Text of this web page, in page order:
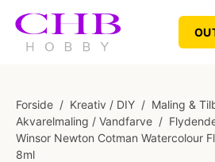
Forside / Kreativ / DIY / Maling &
Akvarelmaling / Vandfarve /
Winsor Newton Cotman Watercolour
8ml